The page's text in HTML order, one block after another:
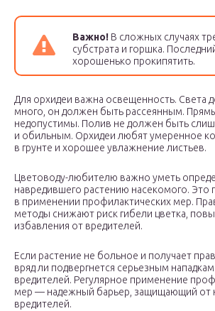
Важно! В сложных случаях
субстрата и горшка.
хорошенько прокипятить.
Для орхидеи важна освещенность. Света
много, он должен быть рассеянным.
недопустимы. Полив не должен быть
и обильным. Орхидеи любят умеренное
в грунте и хорошее увлажнение листьев.
Цветоводу-любителю важно уметь
навредившего растению насекомого.
в применении профилактических мер.
методы снижают риск гибели цветка,
избавления от вредителей.
Если растение не больное и получает
вряд ли подвергнется серьезным
вредителей. Регулярное применение
мер — надежный барьер, защищающий от
вредителей.